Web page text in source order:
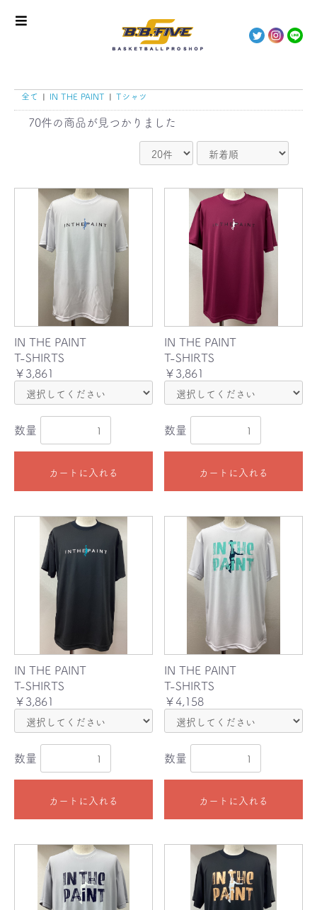
全て | IN THE PAINT | Tシャツ
70件の商品が見つかりました
IN THE PAINT
T-SHIRTS
￥3,861
数量
カートに入れる
IN THE PAINT
T-SHIRTS
￥3,861
数量
カートに入れる
IN THE PAINT
T-SHIRTS
￥3,861
数量
カートに入れる
IN THE PAINT
T-SHIRTS
￥4,158
数量
カートに入れる